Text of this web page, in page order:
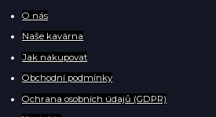
O nás
Naše kavárna
Jak nakupovat
Obchodní podmínky
Ochrana osobních údajů (GDPR)